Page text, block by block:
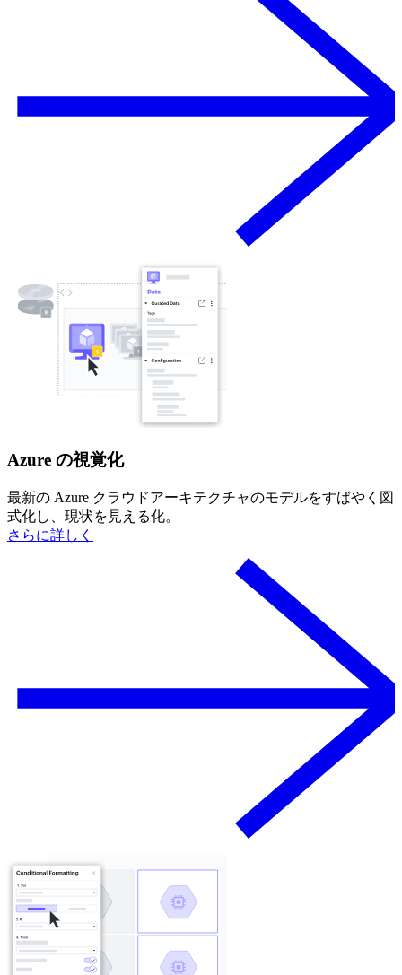
Azure の視覚化
最新の Azure クラウドアーキテクチャのモデルをすばやく図
式化し、現状を見える化。
さらに詳しく